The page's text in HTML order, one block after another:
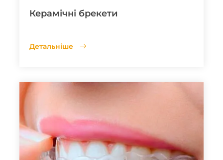
Керамічні брекети
Детальніше